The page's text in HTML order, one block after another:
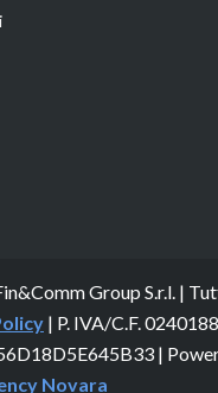
Group S.r.l. |
| P. IVA/C.F.
|
Novara